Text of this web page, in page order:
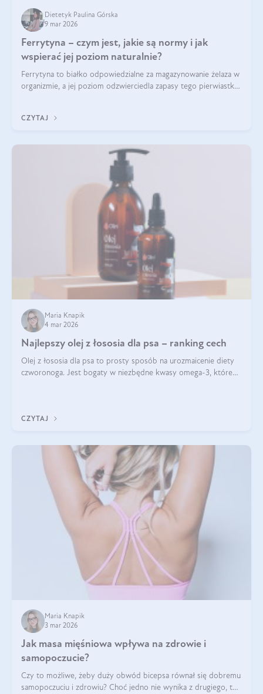
Dietetyk Paulina Górska
9 mar 2026
Ferrytyna – czym jest, jakie są normy i jak
wspierać jej poziom naturalnie?
Ferrytyna to białko odpowiedzialne za magazynowanie żelaza w
organizmie, a jej poziom odzwierciedla zapasy tego pierwiastka.
funkcjonowanie (
CZYTAJ
Maria Knapik
4 mar 2026
Najlepszy olej z łososia dla psa – ranking cech
Olej z łososia dla psa to prosty sposób na urozmaicenie diety
czworonoga. Jest bogaty w niezbędne kwasy omega-3, które
CZYTAJ
Maria Knapik
3 mar 2026
Jak masa mięśniowa wpływa na zdrowie i
samopoczucie?
Czy to możliwe, żeby duży obwód bicepsa równał się dobremu
samopoczuciu i zdrowiu? Choć jedno nie wynika z drugiego, to